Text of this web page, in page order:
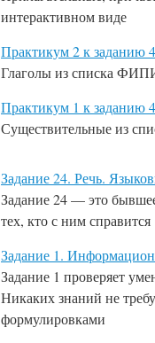
интерактивном виде
Практикум 2 к заданию
Глаголы из списка
Практикум 1 к заданию
Существительные из
Задание 24. Речь.
Задание 24 — это
тех, кто с ним справится
Задание 1.
Задание 1 проверяет
Никаких знаний не
формулировками